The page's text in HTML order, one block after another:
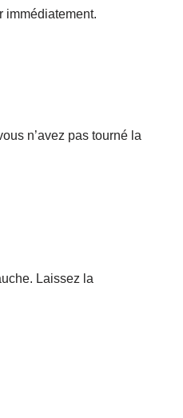
immédiatement.
n’avez pas tourné la
Laissez la